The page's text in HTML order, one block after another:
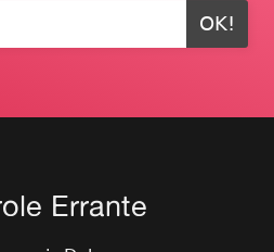
OK!
Errante